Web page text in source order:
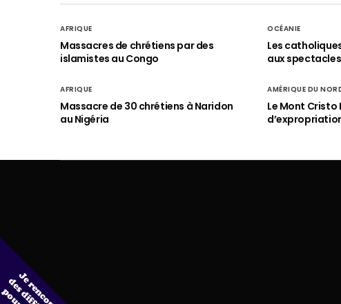
AFRIQUE
Massacres de chrétiens par des
islamistes au Congo
OCÉANIE
Les
aux
AFRIQUE
Massacre de 30 chrétiens à Naridon
au Nigéria
AMÉRIQUE DU
Le Mont Cristo